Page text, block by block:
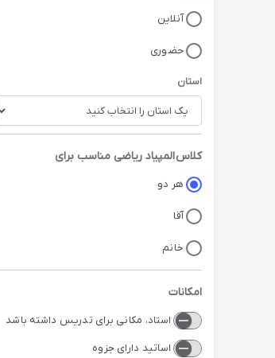
آنلاین
حضوری
استان
کلاسالمپیاد ریاضی مناسب برای
هر دو
آقا
خانم
امکانات
استاد، مکانی برای تدریس داشته باشد
اساتید دارای جزوه